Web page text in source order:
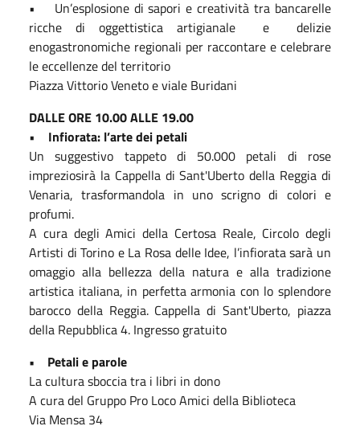
• Un’esplosione di sapori e creatività tra bancarelle
ricche di oggettistica artigianale e delizie
enogastronomiche regionali per raccontare e celebrare
le eccellenze del territorio
Piazza Vittorio Veneto e viale Buridani
DALLE ORE 10.00 ALLE 19.00
• Infiorata: l’arte dei petali
Un suggestivo tappeto di 50.000 petali di rose
impreziosirà la Cappella di Sant'Uberto della Reggia di
Venaria, trasformandola in uno scrigno di colori e
profumi.
A cura degli Amici della Certosa Reale, Circolo degli
Artisti di Torino e La Rosa delle Idee, l’infiorata sarà un
omaggio alla bellezza della natura e alla tradizione
artistica italiana, in perfetta armonia con lo splendore
barocco della Reggia. Cappella di Sant'Uberto, piazza
della Repubblica 4. Ingresso gratuito
• Petali e parole
La cultura sboccia tra i libri in dono
A cura del Gruppo Pro Loco Amici della Biblioteca
Via Mensa 34